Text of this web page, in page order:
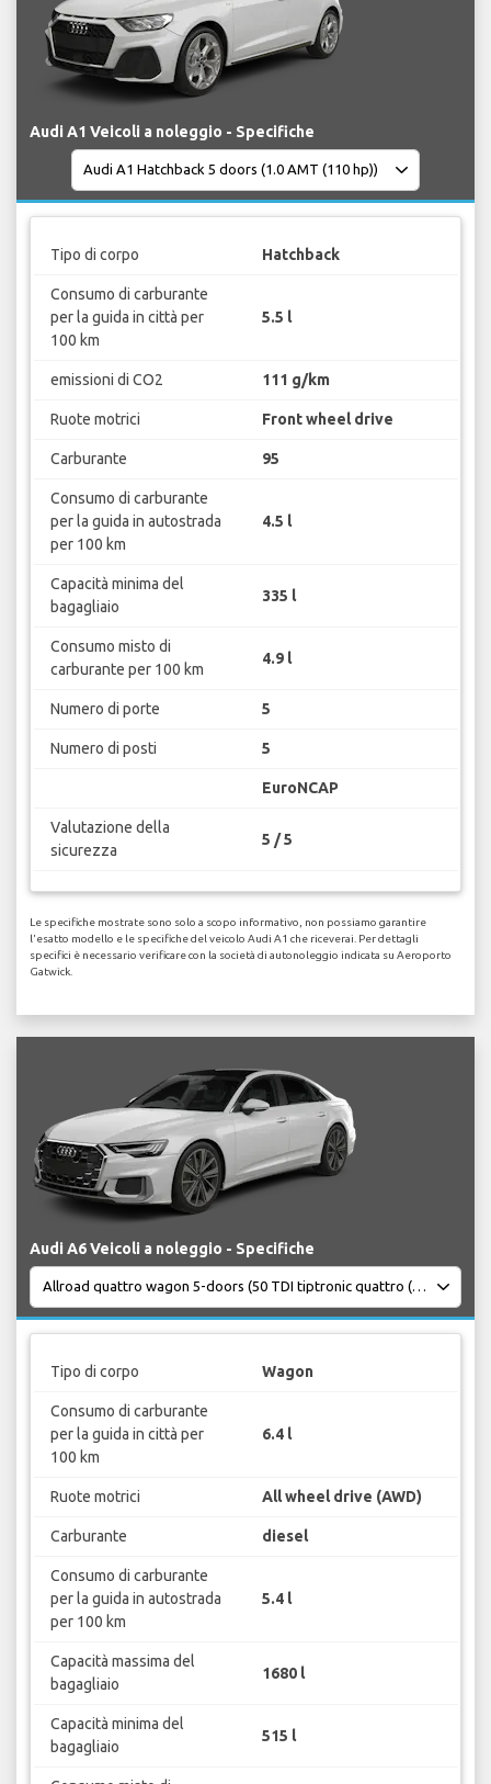
Audi A1 Veicoli a noleggio - Specifiche
Tipo di corpo Hatchback
Consumo di carburante
per la guida in città per
100 km
5.5 l
emissioni di CO2 111 g/km
Ruote motrici Front wheel drive
Carburante 95
Consumo di carburante
per la guida in autostrada
per 100 km
4.5 l
Capacità minima del
bagagliaio
335 l
Consumo misto di
carburante per 100 km
4.9 l
Numero di porte 5
Numero di posti 5
EuroNCAP
Valutazione della
sicurezza
5 / 5
Le specifiche mostrate sono solo a scopo informativo, non possiamo garantire
l'esatto modello e le specifiche del veicolo Audi A1 che riceverai. Per dettagli
specifici è necessario verificare con la società di autonoleggio indicata su Aeroporto
Gatwick.
Audi A6 Veicoli a noleggio - Specifiche
Tipo di corpo Wagon
Consumo di carburante
per la guida in città per
100 km
6.4 l
Ruote motrici All wheel drive (AWD)
Carburante diesel
Consumo di carburante
per la guida in autostrada
per 100 km
5.4 l
Capacità massima del
bagagliaio
1680 l
Capacità minima del
bagagliaio
515 l